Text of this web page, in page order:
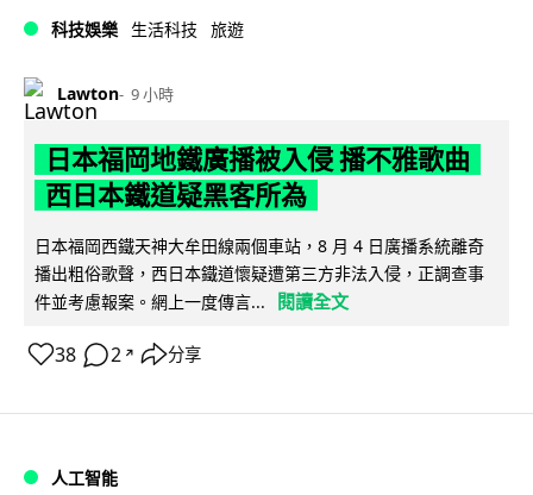
科技娛樂 生活科技 旅遊
Lawton 9 小時
日本福岡地鐵廣播被入侵 播不雅歌曲
西日本鐵道疑黑客所為
日本福岡西鐵天神大牟田線兩個車站，8 月 4 日廣播系統離奇
播出粗俗歌聲，西日本鐵道懷疑遭第三方非法入侵，正調查事
件並考慮報案。網上一度傳言...
閱讀全文
38 2 ↗ 分享
人工智能